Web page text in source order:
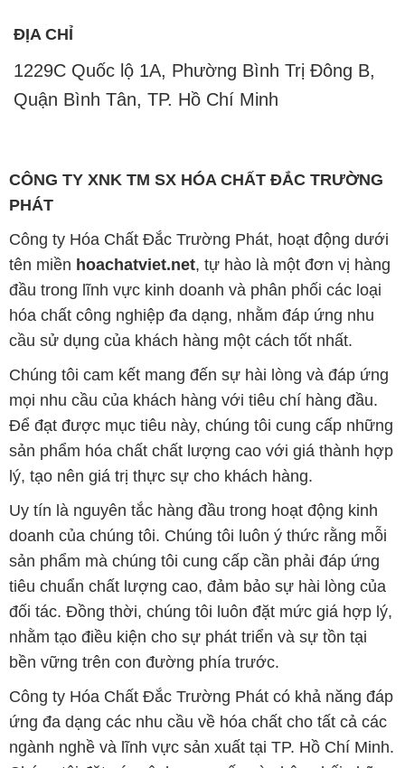
CÔNG TY XNK TM SX HÓA CHẤT ĐẮC TRƯỜNG
PHÁT
đầu trong lĩnh vực kinh doanh và phân phối các loại
hóa chất công nghiệp đa dạng, nhằm đáp ứng nhu
cầu sử dụng của khách hàng một cách tốt nhất.
Chúng tôi cam kết mang đến sự hài lòng và đáp ứng
mọi nhu cầu của khách hàng với tiêu chí hàng đầu.
Để đạt được mục tiêu này, chúng tôi cung cấp những
sản phẩm hóa chất chất lượng cao với giá thành hợp
lý, tạo nên giá trị thực sự cho khách hàng.
Uy tín là nguyên tắc hàng đầu trong hoạt động kinh
doanh của chúng tôi. Chúng tôi luôn ý thức rằng mỗi
sản phẩm mà chúng tôi cung cấp cần phải đáp ứng
tiêu chuẩn chất lượng cao, đảm bảo sự hài lòng của
đối tác. Đồng thời, chúng tôi luôn đặt mức giá hợp lý,
nhằm tạo điều kiện cho sự phát triển và sự tồn tại
bền vững trên con đường phía trước.
Công ty Hóa Chất Đắc Trường Phát có khả năng đáp
ứng đa dạng các nhu cầu về hóa chất cho tất cả các
ngành nghề và lĩnh vực sản xuất tại TP. Hồ Chí Minh.
Chúng tôi đặt sứ mệnh cung cấp và phân phối những
sản phẩm hóa chất đáng tin cậy, chất lượng và có giá
thành tốt nhất.
Đội ngũ nhân viên của chúng tôi là những chuyên gia